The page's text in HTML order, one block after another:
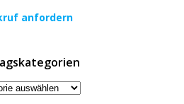
anfordern